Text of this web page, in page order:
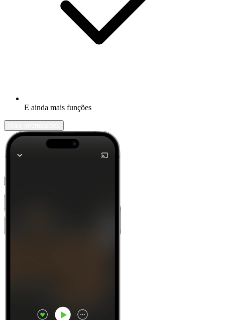
E ainda mais funções